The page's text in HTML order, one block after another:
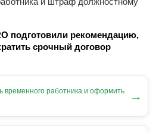
подготовили рекомендацию,
срочный договор
временного работника и оформить
→